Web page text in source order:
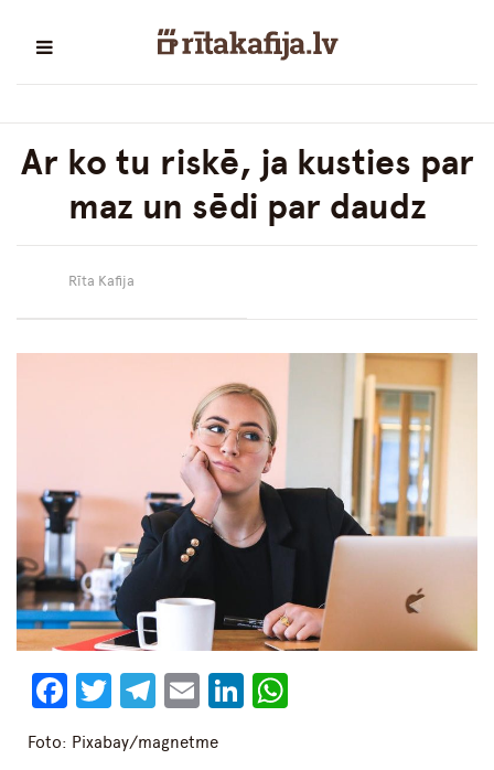
Ar ko tu riskē, ja kusties par
maz un sēdi par daudz
Rīta Kafija
Facebook
Twitter
Telegram
EmailLinkedIn
Foto: Pixabay/magnetme